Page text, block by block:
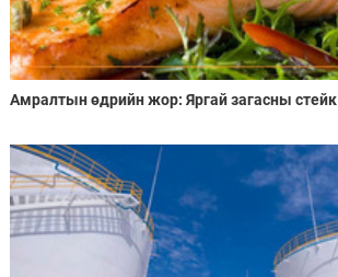
Амралтын өдрийн жор: Яргай загасны стейк